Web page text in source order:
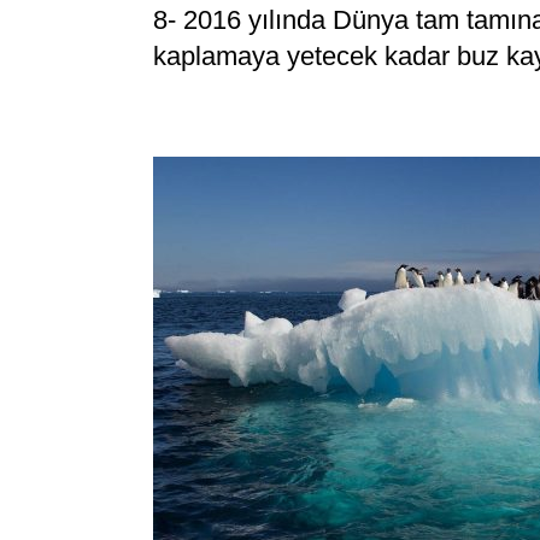
8- 2016 yılında Dünya tam
kaplamaya yetecek kadar buz